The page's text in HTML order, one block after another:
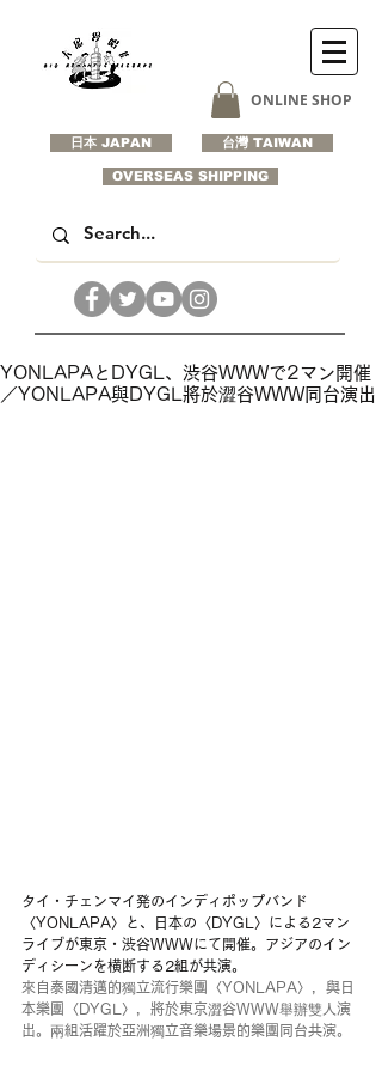
日本 JAPAN
ONLINE SHOP
台灣 TAIWAN
OVERSEAS SHIPPING
YONLAPAとDYGL、渋谷WWWで2マン開催
／YONLAPA與DYGL將於澀谷WWW同台演出
タイ・チェンマイ発のインディポップバンド
〈YONLAPA〉と、日本の〈DYGL〉による2マン
ライブが東京・渋谷WWWにて開催。アジアのイン
ディシーンを横断する2組が共演。
來自泰國清邁的獨立流行樂團〈YONLAPA〉，與日
本樂團〈DYGL〉，將於東京澀谷WWW舉辦雙人演
出。兩組活躍於亞洲獨立音樂場景的樂團同台共演。